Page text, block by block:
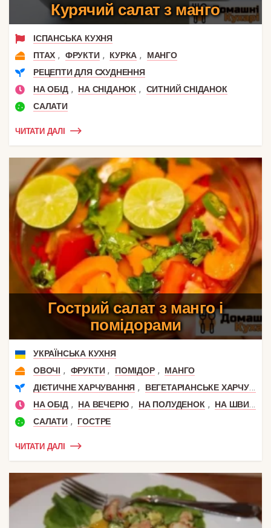
Курячий салат з манго
ІСПАНСЬКА КУХНЯ
ПТАХ , ФРУКТИ , КУРКА ,
МАНГО
РЕЦЕПТИ ДЛЯ СХУДНЕННЯ
НА ОБІД , НА СНІДАНОК ,
СИТНИЙ СНІДАНОК
САЛАТИ
ЧИТАТИ ДАЛІ
Гострий салат з манго і
помідорами
УКРАЇНСЬКА КУХНЯ
ОВОЧІ , ФРУКТИ , ПОМІДОР ,
МАНГО
ДІЄТИЧНЕ ХАРЧУВАННЯ ,
ВЕГЕТАРІАНСЬКЕ ХАРЧУВАННЯ
НА ОБІД , НА ВЕЧЕРЮ , НА ПОЛУДЕНОК ,
НА ШВИДКУ РУКУ
САЛАТИ , ГОСТРЕ
ЧИТАТИ ДАЛІ